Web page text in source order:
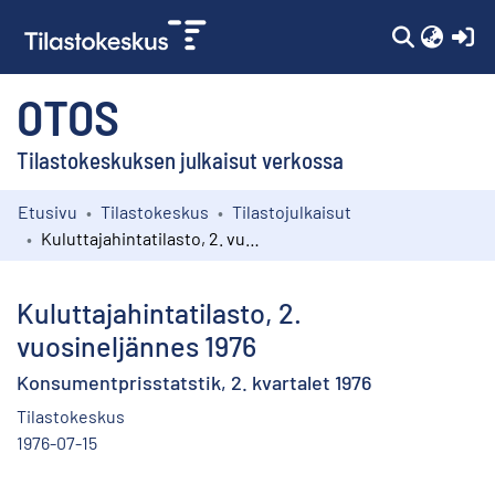
OTOS
Tilastokeskuksen julkaisut verkossa
Kokoelmat
Etusivu Tilastokeskus
Tilastojulkaisut
Kuluttajahintatilasto, 2.
vuosineljännes 1976
Konsumentprisstatstik, 2. kvartalet 1976
Tilastokeskus
1976-07-15